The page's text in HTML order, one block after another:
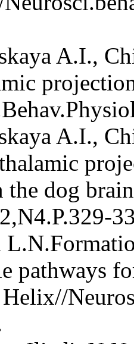
A.I.,
A.I.,
dog
pathways